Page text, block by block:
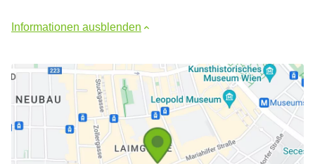
Informationen ausblenden